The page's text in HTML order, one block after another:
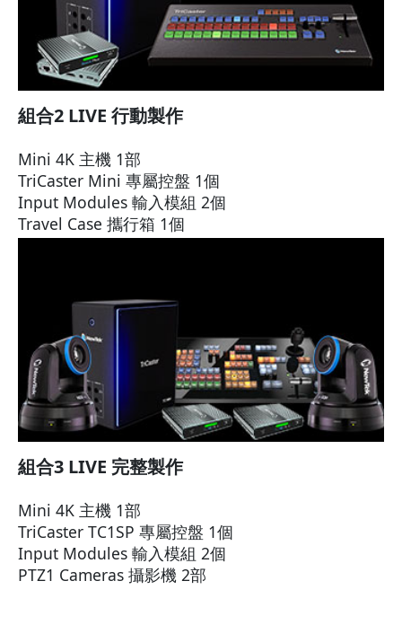
組合2 LIVE 行動製作
Mini 4K 主機 1部
TriCaster Mini 專屬控盤 1個
Input Modules 輸入模組 2個
Travel Case 攜行箱 1個
組合3 LIVE 完整製作
Mini 4K 主機 1部
TriCaster TC1SP 專屬控盤 1個
Input Modules 輸入模組 2個
PTZ1 Cameras 攝影機 2部